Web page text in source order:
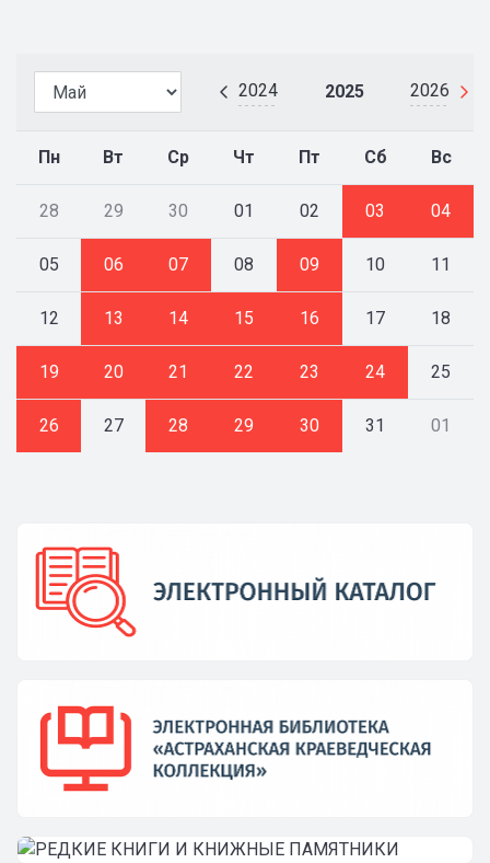
2024 2025 2026
Пн Вт Ср Чт Пт Сб Вс
28 29 30 01 02 03 04
05 06 07 08 09 10 11
12 13 14 15 16 17 18
19 20 21 22 23 24 25
26 27 28 29 30 31 01